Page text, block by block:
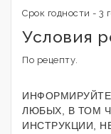
Срок годности - 3
Условия
По рецепту.
ЛЮБЫХ, В ТОМ
ИНСТРУКЦИИ,